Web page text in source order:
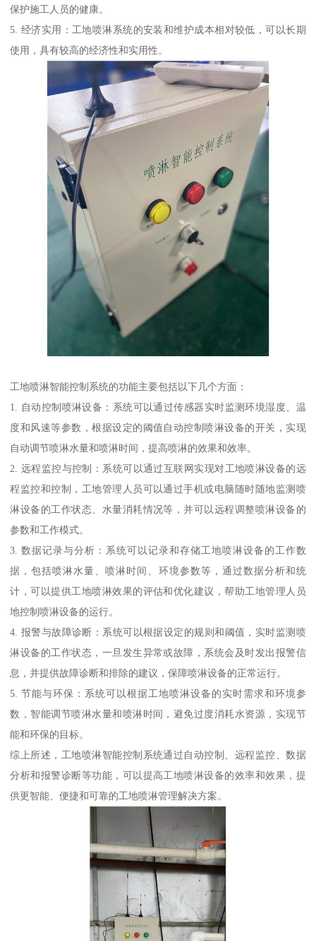
保护施工人员的健康。
5. 经济实用：工地喷淋系统的安装和维护成本相对较低，可以长期
使用，具有较高的经济性和实用性。
工地喷淋智能控制系统的功能主要包括以下几个方面：
1. 自动控制喷淋设备：系统可以通过传感器实时监测环境湿度、温
度和风速等参数，根据设定的阈值自动控制喷淋设备的开关，实现
自动调节喷淋水量和喷淋时间，提高喷淋的效果和效率。
2. 远程监控与控制：系统可以通过互联网实现对工地喷淋设备的远
程监控和控制，工地管理人员可以通过手机或电脑随时随地监测喷
淋设备的工作状态、水量消耗情况等，并可以远程调整喷淋设备的
参数和工作模式。
3. 数据记录与分析：系统可以记录和存储工地喷淋设备的工作数
据，包括喷淋水量、喷淋时间、环境参数等，通过数据分析和统
计，可以提供工地喷淋效果的评估和优化建议，帮助工地管理人员
地控制喷淋设备的运行。
4. 报警与故障诊断：系统可以根据设定的规则和阈值，实时监测喷
淋设备的工作状态，一旦发生异常或故障，系统会及时发出报警信
息，并提供故障诊断和排除的建议，保障喷淋设备的正常运行。
5. 节能与环保：系统可以根据工地喷淋设备的实时需求和环境参
数，智能调节喷淋水量和喷淋时间，避免过度消耗水资源，实现节
能和环保的目标。
综上所述，工地喷淋智能控制系统通过自动控制、远程监控、数据
分析和报警诊断等功能，可以提高工地喷淋设备的效率和效果，提
供更智能、便捷和可靠的工地喷淋管理解决方案。